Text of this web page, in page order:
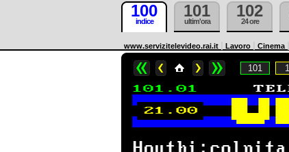
100
indice
101
ultim'ora
102
24 ore
www.servizitelevideo.rai.it Lavoro Cinema